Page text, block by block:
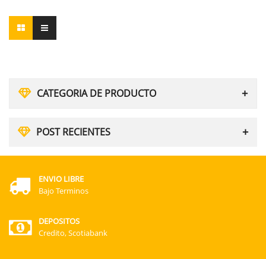
CATEGORIA DE PRODUCTO
POST RECIENTES
ENVIO LIBRE
Bajo Terminos
DEPOSITOS
Credito, Scotiabank